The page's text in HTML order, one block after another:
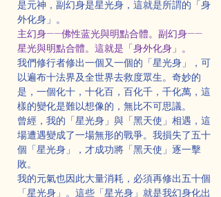
是元神，副幻身是星光身，這就是所謂的「身
外化身」。
主幻身——佛性蓝光與明點合體。副幻身——
星光與明點合體。這就是「身外化身」。
我們修行者修出一個又一個的「星光身」，可
以遍布十法界及全世界去救度眾生。奇妙的
是，一個化十，十化百，百化千，千化萬，這
樣的變化是難以想像的，無比不可思議。
曾經，我的「星光身」與「黑天使」相遇，這
場遭遇變成了一場無形的戰爭。我損失了五十
個「星光身」，才成功將「黑天使」逐一擊
敗。
我的元氣也因此大量消耗，必須再修出五十個
「星光身」。這些「星光身」就是我幻身化出